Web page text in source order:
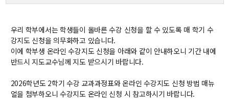
교수
전임교수
객원교수
역대학부장
우리 학부에서는 학생들이 올바른 수강 신청을 할 수 있도록 매 학기 수
강지도 신청을 의무화하고 있습니다.
이에 학부생 온라인 수강지도 신청을 아래와 같이 안내하오니 기간 내에
반드시 지도교수님께 지도 받으시기 바랍니다.
2026학년도 2학기 수강 교과과정표와 온라인 수강지도 신청 방법 매뉴
얼을 첨부하오니 수강지도 온라인 신청 시 참고하시기 바랍니다.